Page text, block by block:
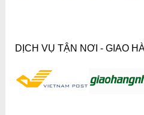
DỊCH VỤ TẬN NƠI - GIAO